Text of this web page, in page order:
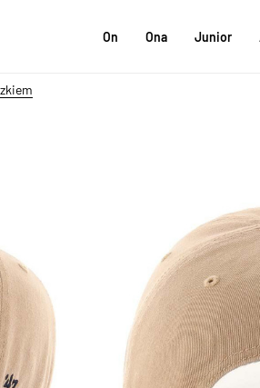
On Ona Junior